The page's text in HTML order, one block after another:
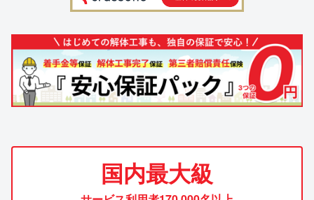
国内最大級